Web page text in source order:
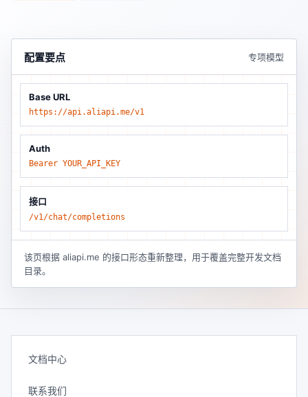
配置要点 专项模型
Base URL
https://api.aliapi.me/v1
Auth
Bearer YOUR_API_KEY
接口
/v1/chat/completions
该页根据 aliapi.me 的接口形态重新整理，用于覆盖完整开发文档
目录。
文档中心
联系我们